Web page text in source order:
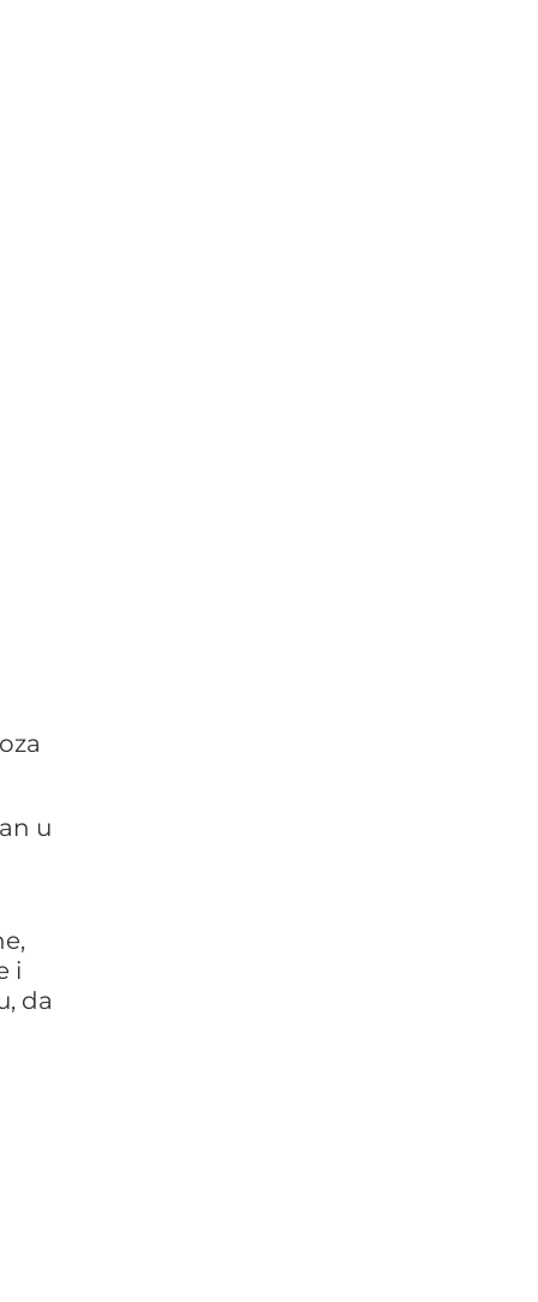
u
i
da